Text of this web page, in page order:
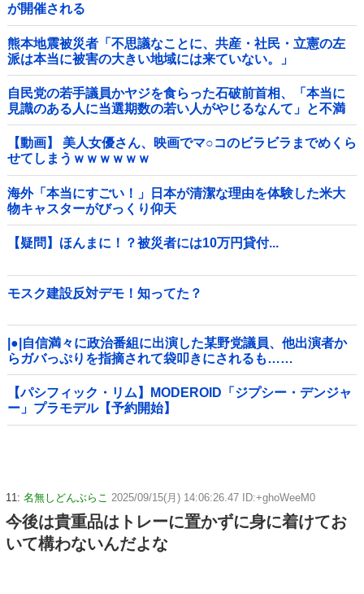
が開催される
熊本地震被災者「不思議なことに、共産・社民・立憲の左
派は本当に被害の大きい地域には来ていない。」
自民党の若手議員かヤジを食らった石破前首相、「本当に
見識のある人に当選期数の若い人がやじるなんて」と不満
たらたらな様子を見せて……他
【動画】 美人女優さん、映画でマ○コのビラビラまでめくら
せてしまうｗｗｗｗｗｗ
海外「本当にすごい！」日本が清潔な理由を体験した米大
物キャスターがびっくり仰天
【疑問】ほんまに！？被災者には10万円貸付...
モスク建設反対デモ！知ってた？
|●|自信満々に政治番組に出演した某野党議員、他出演者か
らガバっぷりを指摘されて袋叩きにされるも……
【パシフィック・リム】MODEROID「ジプシー・デンジャ
ー」プラモデル【予約開始】
11: 名無しどんぶらこ 2025/09/15(月) 14:06:26.47 ID:+ghoWeeM0
今後は貴重品はトレーに置かずに身に着けてお
いて構わないんだよな